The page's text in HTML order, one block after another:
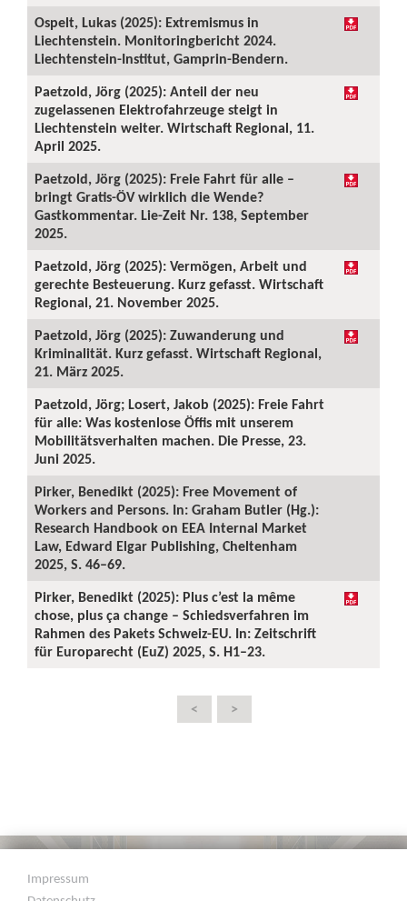
Ospelt, Lukas (2025): Extremismus in
Liechtenstein. Monitoringbericht 2024.
Liechtenstein-Institut, Gamprin-Bendern.
Paetzold, Jörg (2025): Anteil der neu
zugelassenen Elektrofahrzeuge steigt in
Liechtenstein weiter. Wirtschaft Regional, 11.
April 2025.
Paetzold, Jörg (2025): Freie Fahrt für alle –
bringt Gratis-ÖV wirklich die Wende?
Gastkommentar. Lie-Zeit Nr. 138, September
2025.
Paetzold, Jörg (2025): Vermögen, Arbeit und
gerechte Besteuerung. Kurz gefasst. Wirtschaft
Regional, 21. November 2025.
Paetzold, Jörg (2025): Zuwanderung und
Kriminalität. Kurz gefasst. Wirtschaft Regional,
21. März 2025.
Paetzold, Jörg; Losert, Jakob (2025): Freie Fahrt
für alle: Was kostenlose Öffis mit unserem
Mobilitätsverhalten machen. Die Presse, 23.
Juni 2025.
Pirker, Benedikt (2025): Free Movement of
Workers and Persons. In: Graham Butler (Hg.):
Research Handbook on EEA Internal Market
Law, Edward Elgar Publishing, Cheltenham
2025, S. 46–69.
Pirker, Benedikt (2025): Plus c’est la même
chose, plus ça change – Schiedsverfahren im
Rahmen des Pakets Schweiz-EU. In: Zeitschrift
für Europarecht (EuZ) 2025, S. H1–23.
< >
Impressum